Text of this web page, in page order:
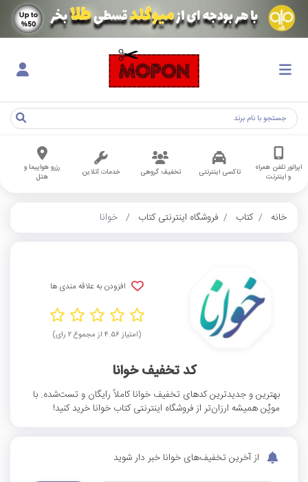
اپراتور تلفن همراه
و اینترنت
تاکسی اینترنتی تخفیف گروهی خدمات آنلاین
رزرو هواپیما و
هتل
خانه کتاب فروشگاه اینترنتی کتاب خوانا
افزودن به علاقه مندی ها
(امتیاز ۴.۵۶ از مجموع ۲ رای)
کد تخفیف خوانا
بهترین و جدیدترین کدهای تخفیف خوانا کاملاً رایگان و تست‌شده. با
موپُن همیشه ارزان‌تر از فروشگاه اینترنتی کتاب خوانا خرید کنید!
از آخرین تخفیف‌های خوانا خبر دار شوید